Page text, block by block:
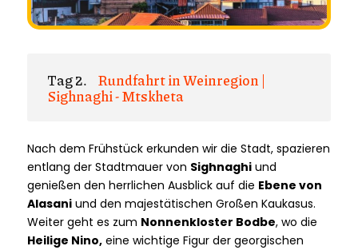
Tag 2.
Rundfahrt in Weinregion |
Sighnaghi - Mtskheta
Nach dem Frühstück erkunden wir die Stadt, spazieren
entlang der Stadtmauer von Sighnaghi und
genießen den herrlichen Ausblick auf die Ebene von
Alasani und den majestätischen Großen Kaukasus.
Weiter geht es zum Nonnenkloster Bodbe, wo die
Heilige Nino, eine wichtige Figur der georgischen